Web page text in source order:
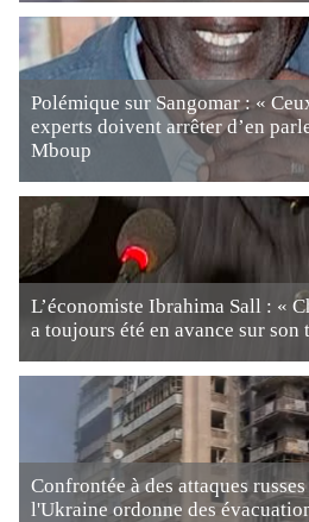
Polémique sur Sangomar : «
experts doivent arrêter d’en
Mboup
L’économiste Ibrahima Sall : «
a toujours été en avance sur son
Confrontée à des attaques
l'Ukraine ordonne des